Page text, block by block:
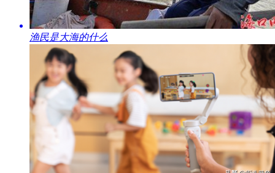
​渔民是大海的什么